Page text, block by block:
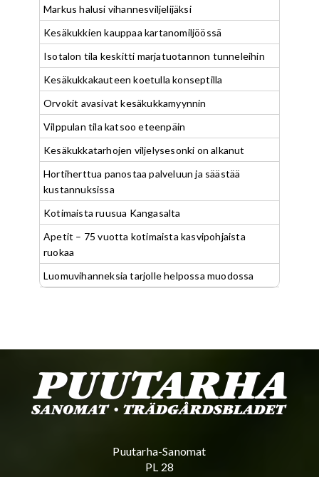
Markus halusi vihannesviljelijäksi
Kesäkukkien kauppaa kartanomiljöössä
Isotalon tila keskitti marjatuotannon tunneleihin
Kesäkukkakauteen koetulla konseptilla
Orvokit avasivat kesäkukkamyynnin
Vilppulan tila katsoo eteenpäin
Kesäkukkatarhojen viljelysesonki on alkanut
Hortiherttua panostaa palveluun ja säästää
kustannuksissa
Kotimaista ruusua Kangasalta
Apetit – 75 vuotta kotimaista kasvipohjaista
ruokaa
Luomuvihanneksia tarjolle helpossa muodossa
Puutarha-Sanomat
PL 28